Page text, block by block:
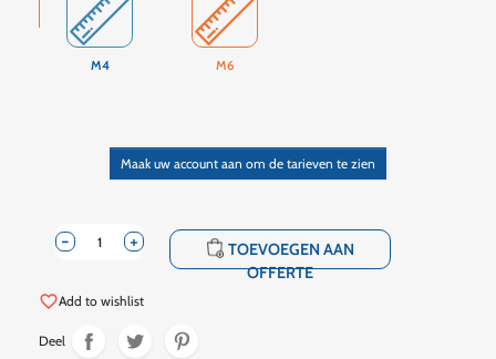
M4 M6
Maak uw account aan om de tarieven te zien
+
- shopping_cart TOEVOEGEN AAN
OFFERTE
favorite_borderAdd to wishlist
Deel